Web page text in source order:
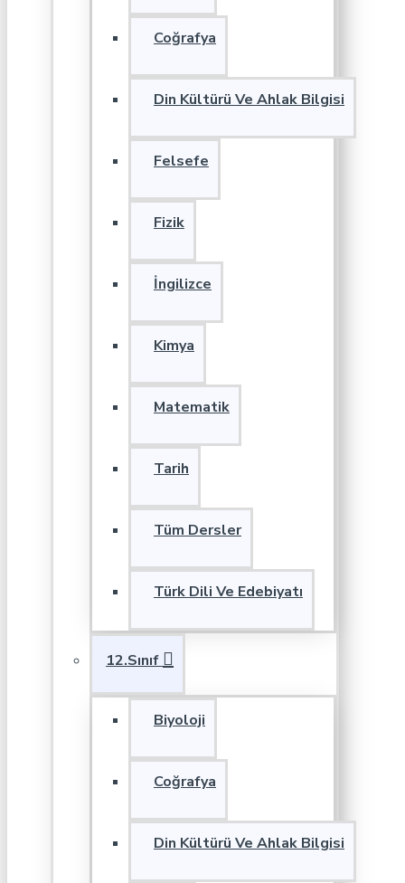
Coğrafya
Din Kültürü Ve Ahlak Bilgisi
Felsefe
Fizik
İngilizce
Kimya
Matematik
Tarih
Tüm Dersler
Türk Dili Ve Edebiyatı
12.Sınıf
Biyoloji
Coğrafya
Din Kültürü Ve Ahlak Bilgisi